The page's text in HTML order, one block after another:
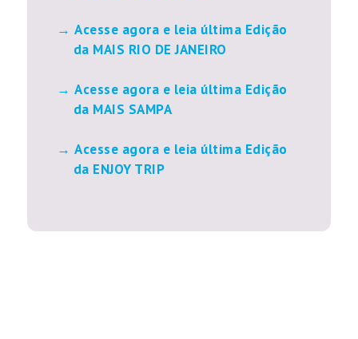
Acesse agora e leia última Edição
da MAIS RIO DE JANEIRO
Acesse agora e leia última Edição
da MAIS SAMPA
Acesse agora e leia última Edição
da ENJOY TRIP